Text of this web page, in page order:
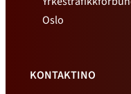
Oslo
KONTAKTINO